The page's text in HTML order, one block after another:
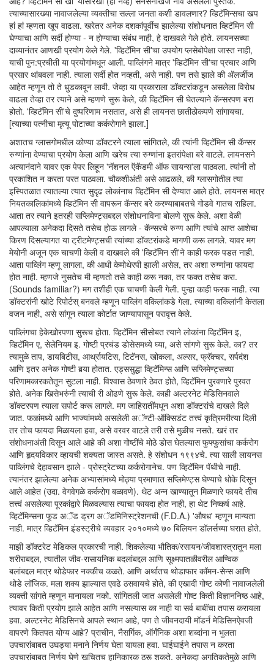
त्याच्यासारख्या नावाजलेल्या व्यक्तीचा सल्ला जनता कशी डावलणार? व्हिटॅमिन्सचा खप
हां हां म्हणता खूप वाढला. खरेतर अनेक दशकांपूर्वीच झालेल्या संशोधनात व्हिटॅमिन सी
घेण्याचा आणि सर्दी होण्या - न होण्याचा संबंध नाही, हे दाखवले गेले होते. लायनसच्या
दाव्यानंतर आणखी प्रयोग केले गेले. 'व्हिटॅमिन सी'चा उपयोग प्लसेबोपेक्षा जास्त नाही,
याची पुन:प्रचीती या प्रयोगांमधून आली. पाव्लिंगने मात्र 'व्हिटॅमिन सी'चा प्रचार आणि
प्रसार थांबवला नाही. त्याला सर्दी होत नव्हती, असे नाही. पण तसे झाले की अ‍ॅलर्जीज
आहेत म्हणून तो ते धुडकावून लावी. जेव्हा या प्रकाराला डॉक्टरांकडून असलेला विरोध
वाढला तेव्हा तर त्याने असे म्हणणे सुरू केले, की व्हिटॅमिन सी घेतल्याने कॅन्सरपण बरा
होतो. 'व्हिटॅमिन सी'चे दुष्परिणाम नसतात, असे ही लायनस छातीठोकपणे सांगायचा.
[त्याच्या पत्नीचा मृत्यू पोटाच्या कर्करोगाने झाला.]
अशातच ग्लासगोमधील कोण्या डॉक्टरने त्याला सांगितले, की त्यांनी व्हिटॅमिन सी कॅन्सर
रुग्णांना देण्याचा प्रयोग केला आणि खरेच त्या रुग्णांना इतरांपेक्षा बरे वाटले. लायनसने
अत्यानंदाने यावर एक पेपर लिहून 'नॅशनल ऍकॅडमी ऑफ सायन्स'ला पाठवला. त्यांनी तो
प्रकाशित न करता परत पाठवला. चौकशीअंती असे आढळले, की ग्लासगोतील त्या
इस्पितळात त्यातल्या त्यात सुदृढ लोकांनाच व्हिटॅमिन सी देण्यात आले होते. लायनस मात्र
नियतकालिकांमध्ये व्हिटॅमिन सी वापरून कॅन्सर बरे करण्याबाबतचे गोडवे गातच राहिला.
आता तर त्याने इतरही सप्लिमेण्ट्सबद्दल संशोधनाविना बोलणे सुरू केले. अशा वेळी
आपल्याला अनेकदा दिसते तसेच होऊ लागले - कॅन्सरचे रुग्ण आणि त्यांचे आप्त आशेचा
किरण दिसल्यागत या ट्रीटमेण्ट्सची त्यांच्या डॉक्टरांकडे मागणी करू लागले. यावर मग
मेयोनी अजून एक चाचणी केली व दाखवले की 'व्हिटॅमिन सी'ने काही फरक पडत नाही.
आता पाव्लिंग म्हणू लागला, की आधी केमोथेरपी झाली असेल, तर अशा रुग्णांना फायदा
होत नाही. म्हणजे नुसतेच मी म्हणतो तसे काही करू नका, तर फक्त तसेच करा.
(Sounds familiar?) मग तशीही एक चाचणी केली गेली. पुन्हा काही फरक नाही. त्या
डॉक्टरांनी खोटे रिपोर्टस् बनवले म्हणून पाव्लिंग वकिलांकडे गेला. त्याच्या वकिलांनी केसला
वजन नाही, असे सांगून त्याला कोर्टात जाण्यापासून परावृत्त केले.
पाव्लिंगचा हेकेखोरपणा सुरूच होता. व्हिटॅमिन सीसोबत त्याने लोकांना व्हिटॅमिन इ,
व्हिटॅमिन ए, सेलेनियम इ. गोष्टी प्रचंड डोसेसमध्ये घ्या, असे सांगणे सुरू केले. का? तर
त्यामुळे ताप, डायबिटीस, आर्थ्रायटिस, टिटॅनस, खोकला, अल्सर, फ्रॅक्चर, सर्पदंश
आणि इतर अनेक गोष्टी बर्‍या होतात. एड्ससुद्धा व्हिटॅमिन्स आणि सप्लिमेण्ट्सच्या
परिणामकारकतेतून सुटला नाही. विश्वास ठेवणारे ठेवत होते, व्हिटॅमिन पुरवणारे पुरवत
होते. अनेक खिसेभरुंनी त्याची री ओढणे सुरू केले. काही अल्टरनेट मेडिसिनवाले
डॉक्टरपण त्याला सपोर्ट करू लागले. मग जाहिरातींमधून अशा डॉक्टरांचे दाखले दिले
जात. फळांमध्ये आणि भाज्यांमध्ये असलेली अॅण्टी-ऑक्सिडंट तत्त्वं कृत्रिमरीत्या दिली
तर तोच फायदा मिळायला हवा, असे वरवर वाटले तरी तसे मुळीच नसते. खरं तर
संशोधनाअंती दिसून आले आहे की अशा गोष्टींचे मोठे डोस घेतल्यास फुफ्फुसांचा कर्करोग
आणि हृदयविकार व्हायची शक्यता जास्त असते. हे संशोधन १९९४चे. त्या साली लायनस
पाव्लिंगचे देहावसान झाले - प्रोस्ट्रेटच्या कर्करोगानेच. पण व्हिटॅमिन पॅथीचे नाही.
त्यानंतर झालेल्या अनेक अभ्यासांमध्ये मोठ्या प्रमाणात सप्लिमेण्ट्स घेण्याचे धोके दिसून
आले आहेत (उदा. वेगवेगळे कर्करोग बळावणे). थेट अन्न खाण्यातून मिळणारे फायदे तीच
तत्त्वं असलेल्या पूरकांद्वारे मिळवल्यास त्याचा फायदा होत नाही, हा थेट निष्कर्ष आहे.
व्हिटॅमिन्सना फूड अॅंड ड्रग अॅडमिनिस्ट्रेशनची (F.D.A.) 'औषध' म्हणून मान्यता
नाही. मात्र व्हिटॅमिन इंडस्ट्रीचे व्यवहार २०१०मध्ये ७० बिलियन डॉलर्सच्या घरात होते.
माझी डॉक्टरेट मेडिकल प्रकारची नाही. शिकलेल्या भौतिक/रसायन/जीवशास्त्रातून मला
शरीराबद्दल, त्यातील जीव-रासायनिक बदलांबद्दल आणि सूक्ष्मपातळीवरील आण्विक
बलांबद्दल मात्र थोडेफार नक्कीच कळते. आणि अर्थातच थोडाफार कॉमन-सेन्स आणि
थोडे लॉजिक. मला शक्य झाल्यास एवढे ठसवायचे होते, की एखादी गोष्ट कोणी नावाजलेली
व्यक्ती सांगते म्हणून मानायला नको. सांगितली जात असलेली गोष्ट किती विज्ञाननिष्ठ आहे,
त्यावर किती प्रयोग झाले आहेत आणि नसल्यास का नाही या सर्व बाबींचा तपास करायला
हवा. अल्टरनेट मेडिसिनचे आपले स्थान आहे, पण ते जीवनदायी मॉडर्न मेडिसिनऐवजी
वापरणे कितपत योग्य आहे? प्राचीन, नैसर्गिक, ऑर्गॅनिक अशा शब्दांना न भुलता
उपचारांबाबत उघड्या मनाने निर्णय घेता यायला हवा. घाईघाईने तपास न करता
उपचारांबाबत निर्णय घेणे खचितच हानिकारक ठरू शकते. अनेकदा अगतिकतेमुळे आणि